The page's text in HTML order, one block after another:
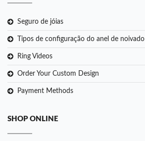
Seguro de jóias
Tipos de configuração do anel de noivado
Ring Videos
Order Your Custom Design
Payment Methods
SHOP ONLINE